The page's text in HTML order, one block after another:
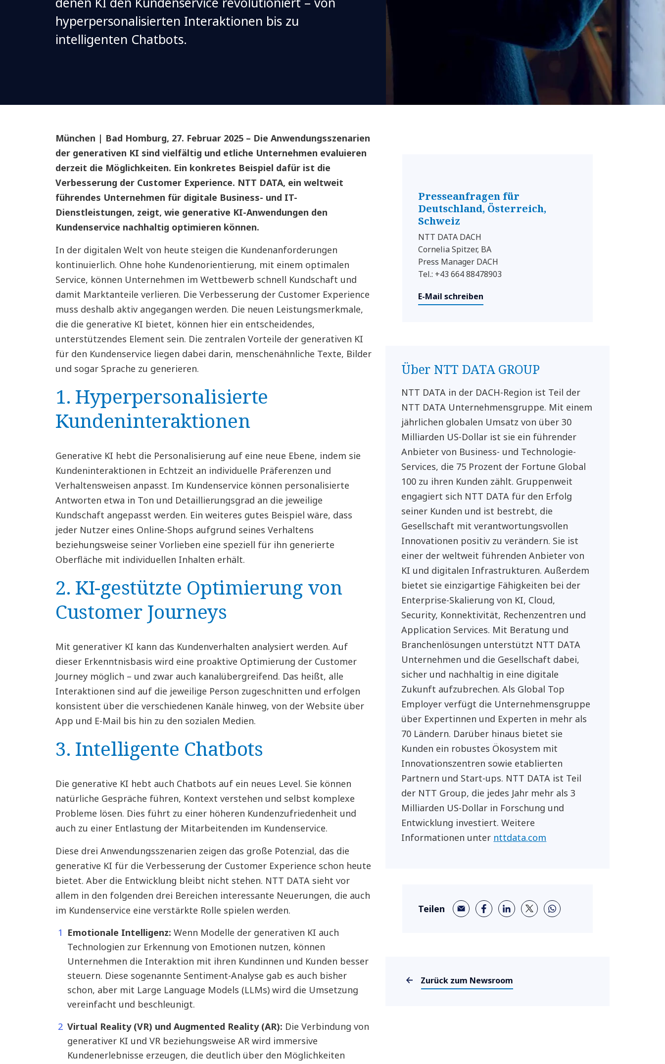
hyperpersonalisierten Interaktionen bis zu
intelligenten Chatbots.
München | Bad Homburg, 27. Februar 2025 – Die Anwendungsszenarien
der generativen KI sind vielfältig und etliche Unternehmen evaluieren
derzeit die Möglichkeiten. Ein konkretes Beispiel dafür ist die
Verbesserung der Customer Experience. NTT DATA, ein weltweit
führendes Unternehmen für digitale Business- und IT-
Dienstleistungen, zeigt, wie generative KI-Anwendungen den
Kundenservice nachhaltig optimieren können.
In der digitalen Welt von heute steigen die Kundenanforderungen
kontinuierlich. Ohne hohe Kundenorientierung, mit einem optimalen
Service, können Unternehmen im Wettbewerb schnell Kundschaft und
damit Marktanteile verlieren. Die Verbesserung der Customer Experience
muss deshalb aktiv angegangen werden. Die neuen Leistungsmerkmale,
die die generative KI bietet, können hier ein entscheidendes,
unterstützendes Element sein. Die zentralen Vorteile der generativen KI
für den Kundenservice liegen dabei darin, menschenähnliche Texte, Bilder
und sogar Sprache zu generieren.
1. Hyperpersonalisierte
Kundeninteraktionen
Generative KI hebt die Personalisierung auf eine neue Ebene, indem sie
Kundeninteraktionen in Echtzeit an individuelle Präferenzen und
Verhaltensweisen anpasst. Im Kundenservice können personalisierte
Antworten etwa in Ton und Detaillierungsgrad an die jeweilige
Kundschaft angepasst werden. Ein weiteres gutes Beispiel wäre, dass
jeder Nutzer eines Online-Shops aufgrund seines Verhaltens
beziehungsweise seiner Vorlieben eine speziell für ihn generierte
Oberfläche mit individuellen Inhalten erhält.
2. KI-gestützte Optimierung von
Customer Journeys
Mit generativer KI kann das Kundenverhalten analysiert werden. Auf
dieser Erkenntnisbasis wird eine proaktive Optimierung der Customer
Journey möglich – und zwar auch kanalübergreifend. Das heißt, alle
Interaktionen sind auf die jeweilige Person zugeschnitten und erfolgen
konsistent über die verschiedenen Kanäle hinweg, von der Website über
App und E-Mail bis hin zu den sozialen Medien.
3. Intelligente Chatbots
Die generative KI hebt auch Chatbots auf ein neues Level. Sie können
natürliche Gespräche führen, Kontext verstehen und selbst komplexe
Probleme lösen. Dies führt zu einer höheren Kundenzufriedenheit und
auch zu einer Entlastung der Mitarbeitenden im Kundenservice.
Diese drei Anwendungsszenarien zeigen das große Potenzial, das die
generative KI für die Verbesserung der Customer Experience schon heute
bietet. Aber die Entwicklung bleibt nicht stehen. NTT DATA sieht vor
allem in den folgenden drei Bereichen interessante Neuerungen, die auch
im Kundenservice eine verstärkte Rolle spielen werden.
Emotionale Intelligenz: Wenn Modelle der generativen KI auch
Technologien zur Erkennung von Emotionen nutzen, können
Unternehmen die Interaktion mit ihren Kundinnen und Kunden besser
steuern. Diese sogenannte Sentiment-Analyse gab es auch bisher
schon, aber mit Large Language Models (LLMs) wird die Umsetzung
vereinfacht und beschleunigt.
Virtual Reality (VR) und Augmented Reality (AR): Die Verbindung von
generativer KI und VR beziehungsweise AR wird immersive
Kundenerlebnisse erzeugen, die deutlich über den Möglichkeiten
Presseanfragen für
Deutschland, Österreich,
Schweiz
NTT DATA DACH
Cornelia Spitzer, BA
Press Manager DACH
Tel.: +43 664 88478903
E-Mail schreiben
Über NTT DATA GROUP
NTT DATA in der DACH-Region ist Teil der
NTT DATA Unternehmensgruppe. Mit einem
jährlichen globalen Umsatz von über 30
Milliarden US-Dollar ist sie ein führender
Anbieter von Business- und Technologie-
Services, die 75 Prozent der Fortune Global
100 zu ihren Kunden zählt. Gruppenweit
engagiert sich NTT DATA für den Erfolg
seiner Kunden und ist bestrebt, die
Gesellschaft mit verantwortungsvollen
Innovationen positiv zu verändern. Sie ist
einer der weltweit führenden Anbieter von
KI und digitalen Infrastrukturen. Außerdem
bietet sie einzigartige Fähigkeiten bei der
Enterprise-Skalierung von KI, Cloud,
Security, Konnektivität, Rechenzentren und
Application Services. Mit Beratung und
Branchenlösungen unterstützt NTT DATA
Unternehmen und die Gesellschaft dabei,
sicher und nachhaltig in eine digitale
Zukunft aufzubrechen. Als Global Top
Employer verfügt die Unternehmensgruppe
über Expertinnen und Experten in mehr als
70 Ländern. Darüber hinaus bietet sie
Kunden ein robustes Ökosystem mit
Innovationszentren sowie etablierten
Partnern und Start-ups. NTT DATA ist Teil
der NTT Group, die jedes Jahr mehr als 3
Milliarden US-Dollar in Forschung und
Entwicklung investiert. Weitere
Informationen unter nttdata.com
Teilen
Zurück zum Newsroom